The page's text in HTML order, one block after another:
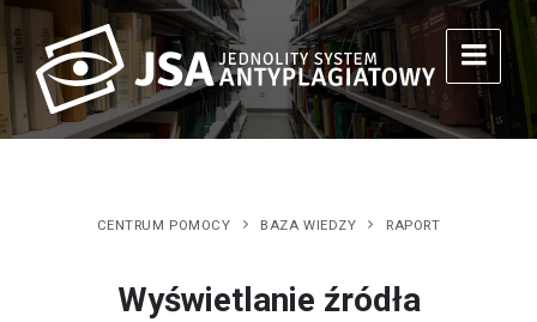
CENTRUM POMOCY BAZA WIEDZY RAPORT
Wyświetlanie źródła